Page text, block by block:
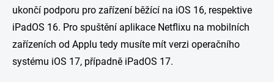
ukončí podporu pro zařízení běžící na iOS 16, respektive
iPadOS 16. Pro spuštění aplikace Netflixu na mobilních
zařízeních od Applu tedy musíte mít verzi operačního
systému iOS 17, případně iPadOS 17.